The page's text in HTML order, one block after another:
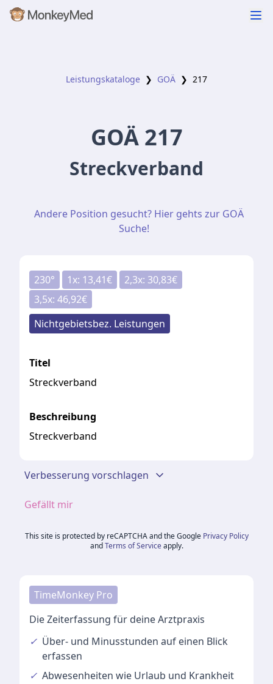
Leistungskataloge ❯ GOÄ ❯ 217
GOÄ 217
Streckverband
Andere Position gesucht? Hier gehts zur GOÄ
Suche!
230° 1x: 13,41€ 2,3x: 30,83€
3,5x: 46,92€
Nichtgebietsbez. Leistungen
Titel
Streckverband
Beschreibung
Streckverband
Verbesserung vorschlagen
Gefällt mir
This site is protected by reCAPTCHA and the Google Privacy Policy
and Terms of Service apply.
TimeMonkey Pro
Die Zeiterfassung für deine Arztpraxis
✓ Über- und Minusstunden auf einen Blick
erfassen
✓ Abwesenheiten wie Urlaub und Krankheit